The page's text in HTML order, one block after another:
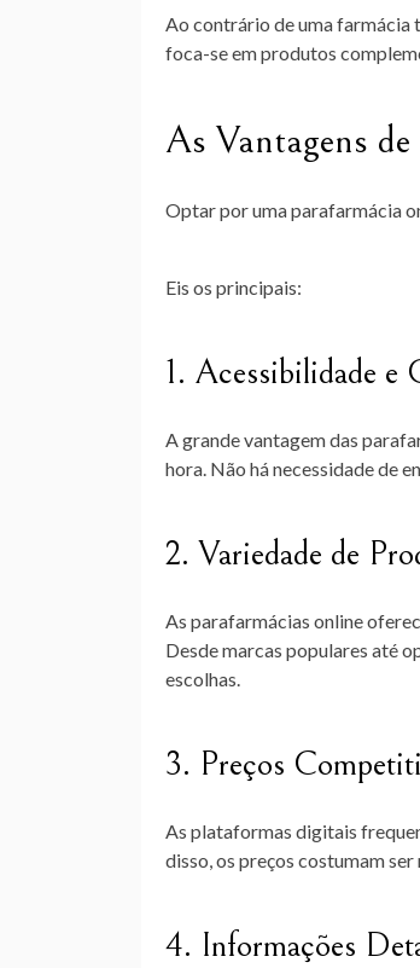
Ao contrário de uma farmácia
foca-se em produtos
As Vantagens
Optar por uma parafarmácia
Eis os principais:
1. Acessibilidade e
A grande vantagem das
hora. Não há necessidade de
2. Variedade de
As parafarmácias online
Desde marcas populares até
escolhas.
3. Preços
As plataformas digitais
disso, os preços costumam
4. Informações